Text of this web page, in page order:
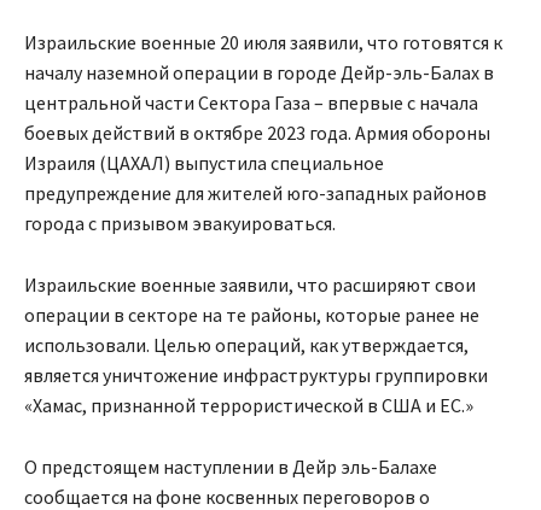
Израильские военные 20 июля заявили, что готовятся к
началу наземной операции в городе Дейр-эль-Балах в
центральной части Сектора Газа – впервые с начала
боевых действий в октябре 2023 года. Армия обороны
Израиля (ЦАХАЛ) выпустила специальное
предупреждение для жителей юго-западных районов
города с призывом эвакуироваться.
Израильские военные заявили, что расширяют свои
операции в секторе на те районы, которые ранее не
использовали. Целью операций, как утверждается,
является уничтожение инфраструктуры группировки
«Хамас, признанной террористической в США и ЕС.»
О предстоящем наступлении в Дейр эль-Балахе
сообщается на фоне косвенных переговоров о